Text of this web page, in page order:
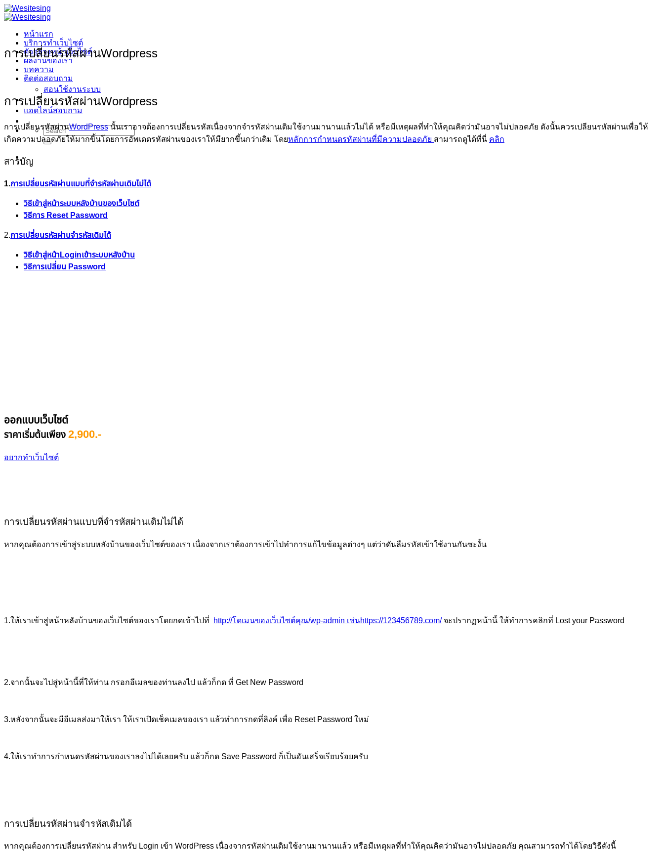
Skip
to
หน้าแรก
บริการทำเว็บไซต์
ตัวอย่างหน้าเว็บไซต์
ผลงานของเรา
บทความ
ติดต่อสอบถาม
สอนใช้งานระบบ
แอดไลน์สอบถาม
Search
for:
การเปลี่ยนรหัสผ่านWordpress
การเปลี่ยนรหัสผ่านWordpress
การเปลี่ยนรหัสผ่านWordPressนั้นเราอาจต้องการเปลี่ยนรหัสเนื่องจากจำรหัสผ่านเดิมใช้งานมานานแล้วไม่ได้ หรือมีเหตุผลที่ทำให้คุณคิดว่ามันอาจไม่ปลอดภัย ดังนั้นควรเปลียนรหัสผ่านเพื่อให้
เกิดความปลอดภัยให้มากขิ้นโดยการอัพเดตรหัสผ่านของเราให้มียากขึ้นกว่าเดิม โดยหลักการกำหนดรหัสผ่านที่มีความปลอดภัย สามารถดูได้ที่นี่ คลิก
สารบัญ
1.การเปลี่ยนรหัสผ่านแบบที่จำรหัสผ่านเดิมไม่ได้
วิธีเข้าสู่หน้าระบบหลังบ้านของเว็บไซต์
วิธีการ Reset Password
2.การเปลี่ยนรหัสผ่านจำรหัสเดิมได้
วิธีเข้าสู่หน้าLoginเข้าระบบหลังบ้าน
วิธีการเปลี่ยน Password
ออกแบบเว็บไซต์
ราคาเริ่มต้นเพียง 2,900.-
อยากทำเว็บไซต์
การเปลี่ยนรหัสผ่านแบบที่จำรหัสผ่านเดิมไม่ได้
หากคุณต้องการเข้าสู่ระบบหลังบ้านของเว็บไซต์ของเรา เนื่องจากเราต้องการเข้าไปทำการแก้ไขข้อมูลต่างๆ แต่ว่าดันลืมรหัสเข้าใช้งานกันซะงั้น
1.ให้เราเข้าสู่หน้าหลังบ้านของเว็บไซต์ของเราโดยกดเข้าไปที่ http://โดเมนของเว็บไซต์คุณ/wp-admin เช่นhttps://123456789.com/จะปรากฏหน้านี้ ให้ทำการคลิกที่ Lost your Password
2.จากนั้นจะไปสู่หน้านี้ที่ให้ท่าน กรอกอีเมลของท่านลงไป แล้วก็กด ที่ Get New Password
3.หลังจากนั้นจะมีอีเมลส่งมาให้เรา ให้เราเปิดเช็คเมลของเรา แล้วทำการกดที่ลิงค์ เพื่อ Reset Password ใหม่
4.ให้เราทำการกำหนดรหัสผ่านของเราลงไปได้เลยครับ แล้วก็กด Save Password ก็เป็นอันเสร็จเรียบร้อยครับ
การเปลี่ยนรหัสผ่านจำรหัสเดิมได้
หากคุณต้องการเปลี่ยนรหัสผ่าน สำหรับ Login เข้า WordPress เนื่องจากรหัสผ่านเดิมใช้งานมานานแล้ว หรือมีเหตุผลที่ทำให้คุณคิดว่ามันอาจไม่ปลอดภัย คุณสามารถทำได้โดยวิธีดังนี้